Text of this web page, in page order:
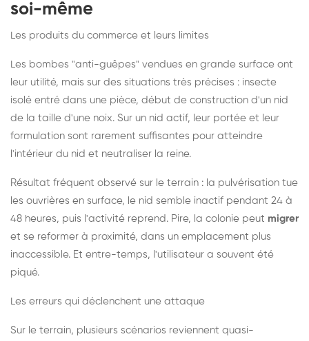
soi-même
Les produits du commerce et leurs limites
Les bombes "anti-guêpes" vendues en grande surface ont
leur utilité, mais sur des situations très précises : insecte
isolé entré dans une pièce, début de construction d'un nid
de la taille d'une noix. Sur un nid actif, leur portée et leur
formulation sont rarement suffisantes pour atteindre
l'intérieur du nid et neutraliser la reine.
Résultat fréquent observé sur le terrain : la pulvérisation tue
les ouvrières en surface, le nid semble inactif pendant 24 à
48 heures, puis l'activité reprend. Pire, la colonie peut migrer
et se reformer à proximité, dans un emplacement plus
inaccessible. Et entre-temps, l'utilisateur a souvent été
piqué.
Les erreurs qui déclenchent une attaque
Sur le terrain, plusieurs scénarios reviennent quasi-